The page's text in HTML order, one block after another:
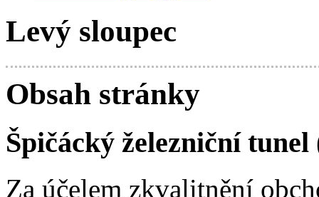
Levý sloupec
Obsah stránky
Špičácký železniční
Za účelem zkvalitnění